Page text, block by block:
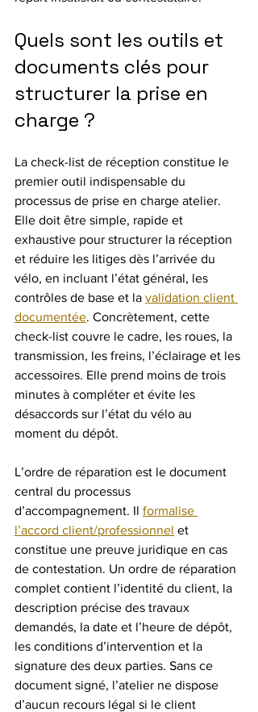
Quels sont les outils et
documents clés pour
structurer la prise en
charge ?
La check-list de réception constitue le
premier outil indispensable du
processus de prise en charge atelier.
Elle doit être simple, rapide et
exhaustive pour structurer la réception
et réduire les litiges dès l’arrivée du
vélo, en incluant l’état général, les
contrôles de base et la validation client
documentée. Concrètement, cette
check-list couvre le cadre, les roues, la
transmission, les freins, l’éclairage et les
accessoires. Elle prend moins de trois
minutes à compléter et évite les
désaccords sur l’état du vélo au
moment du dépôt.
L’ordre de réparation est le document
central du processus
d’accompagnement. Il formalise
l’accord client/professionnel et
constitue une preuve juridique en cas
de contestation. Un ordre de réparation
complet contient l’identité du client, la
description précise des travaux
demandés, la date et l’heure de dépôt,
les conditions d’intervention et la
signature des deux parties. Sans ce
document signé, l’atelier ne dispose
d’aucun recours légal si le client